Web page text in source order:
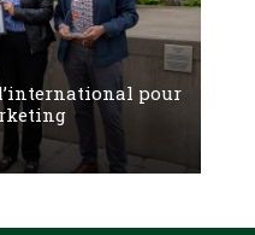
l’international pour